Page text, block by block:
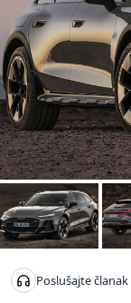
Poslušajte članak